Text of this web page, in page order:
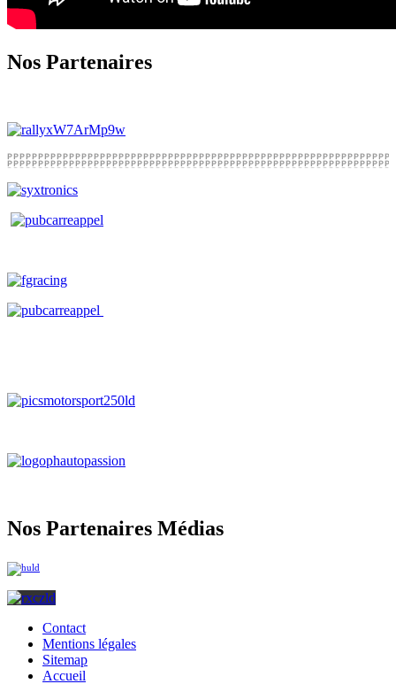
Nos Partenaires
Nos Partenaires Médias
Contact
Mentions légales
Sitemap
Accueil